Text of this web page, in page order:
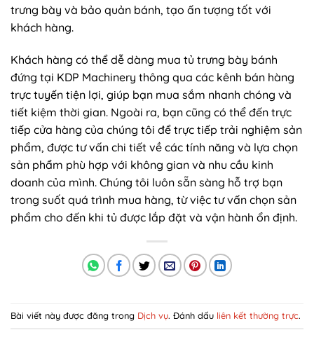
trưng bày và bảo quản bánh, tạo ấn tượng tốt với
khách hàng.
Khách hàng có thể dễ dàng mua tủ trưng bày bánh
đứng tại KDP Machinery thông qua các kênh bán hàng
trực tuyến tiện lợi, giúp bạn mua sắm nhanh chóng và
tiết kiệm thời gian. Ngoài ra, bạn cũng có thể đến trực
tiếp cửa hàng của chúng tôi để trực tiếp trải nghiệm sản
phẩm, được tư vấn chi tiết về các tính năng và lựa chọn
sản phẩm phù hợp với không gian và nhu cầu kinh
doanh của mình. Chúng tôi luôn sẵn sàng hỗ trợ bạn
trong suốt quá trình mua hàng, từ việc tư vấn chọn sản
phẩm cho đến khi tủ được lắp đặt và vận hành ổn định.
Bài viết này được đăng trong Dịch vụ. Đánh dấu liên kết thường trực.